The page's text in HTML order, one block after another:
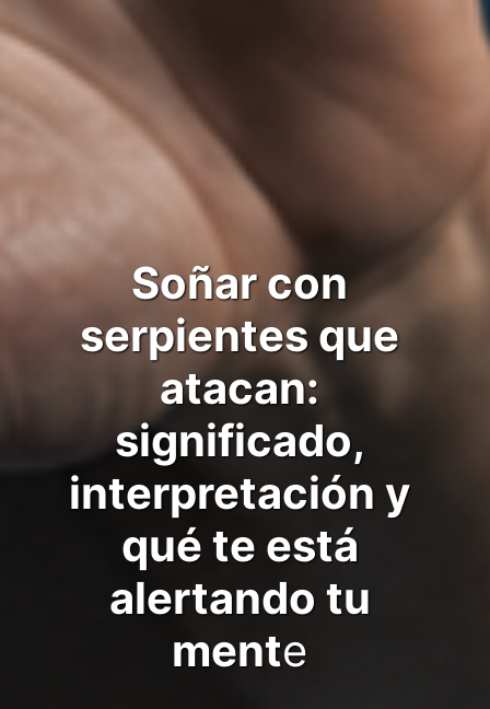
Soñar con
serpientes que
atacan:
significado,
interpretación y
qué te está
alertando tu
mente